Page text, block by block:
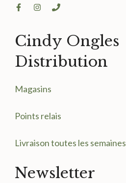
Cindy Ongles
Distribution
Magasins
Points relais
Livraison toutes les semaines
Newsletter